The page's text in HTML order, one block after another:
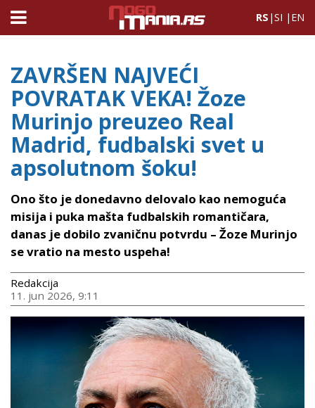
RS |SI | EN
ZAVRŠEN NAJVEĆI
POVRATAK VEKA! Žoze
Murinjo preuzeo Real
Madrid, fudbalski svet u
apsolutnom šoku!
Ono što je donedavno delovalo kao nemoguća
misija i puka mašta fudbalskih romantičara,
danas je dobilo zvaničnu potvrdu – Žoze Murinjo
se vratio na mesto uspeha!
Redakcija
11. jun 2026, 9:11